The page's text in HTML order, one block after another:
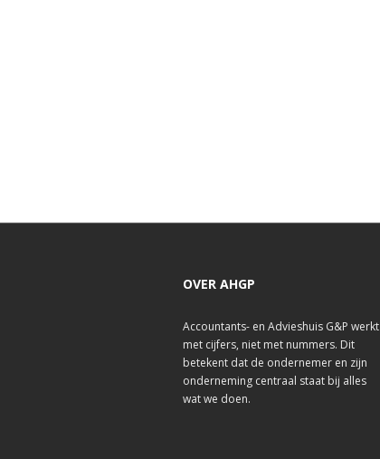
OVER AHGP
Accountants- en Advieshuis G&P werkt
met cijfers, niet met nummers. Dit
betekent dat de ondernemer en zijn
onderneming centraal staat bij alles
wat we doen.